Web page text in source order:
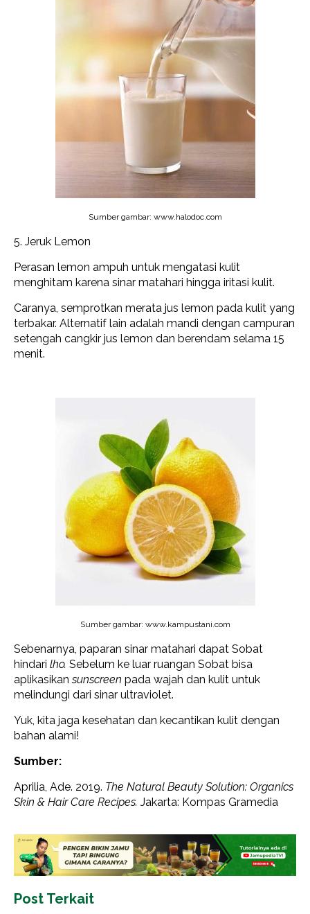
Sumber gambar: www.halodoc.com
5. Jeruk Lemon
Perasan lemon ampuh untuk mengatasi kulit
menghitam karena sinar matahari hingga iritasi kulit.
Caranya, semprotkan merata jus lemon pada kulit yang
terbakar. Alternatif lain adalah mandi dengan campuran
setengah cangkir jus lemon dan berendam selama 15
menit.
Sumber gambar: www.kampustani.com
Sebenarnya, paparan sinar matahari dapat Sobat
hindari lho. Sebelum ke luar ruangan Sobat bisa
aplikasikansunscreen pada wajah dan kulit untuk
melindungi dari sinar ultraviolet.
Yuk, kita jaga kesehatan dan kecantikan kulit dengan
bahan alami!
Sumber:
Aprilia, Ade. 2019. The Natural Beauty Solution: Organics
Skin & Hair Care Recipes. Jakarta: Kompas Gramedia
Post Terkait